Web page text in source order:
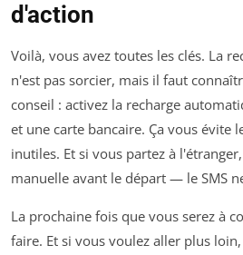
d'action
Voilà, vous avez toutes les clés. La
n'est pas sorcier, mais il faut
conseil : activez la recharge
et une carte bancaire. Ça vous évite
inutiles. Et si vous partez à
manuelle avant le départ — le SMS
La prochaine fois que vous serez à
faire. Et si vous voulez aller plus